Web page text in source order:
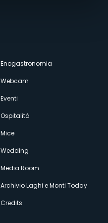
Enogastronomia
Webcam
Eventi
Ospitalità
Mice
Wedding
Media Room
Archivio Laghi e Monti Today
Credits